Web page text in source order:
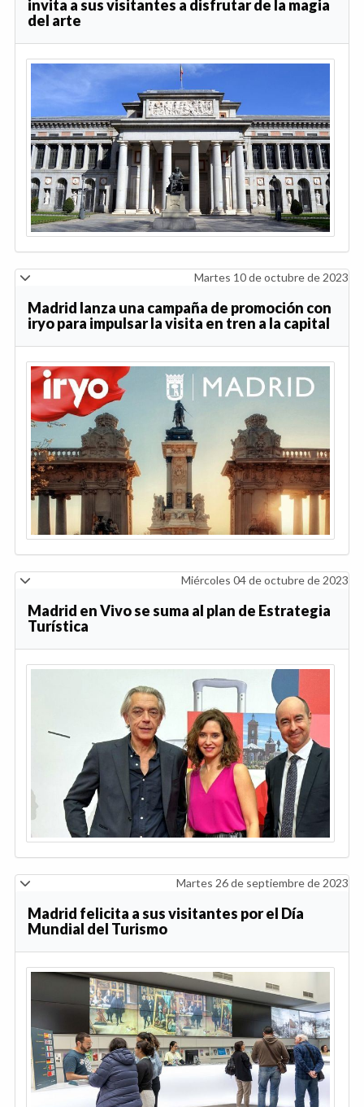
invita a sus visitantes a disfrutar de la magia
del arte
Martes 10 de octubre de 2023
Madrid lanza una campaña de promoción con
iryo para impulsar la visita en tren a la capital
Miércoles 04 de octubre de 2023
Madrid en Vivo se suma al plan de Estrategia
Turística
Martes 26 de septiembre de 2023
Madrid felicita a sus visitantes por el Día
Mundial del Turismo